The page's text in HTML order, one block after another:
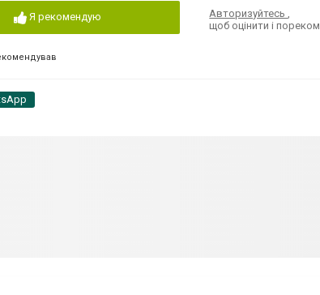
Я рекомендую Авторизуйтесь,
щоб оцінити і